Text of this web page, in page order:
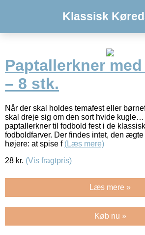
Klassisk
Paptallerkner
– 8 stk.
Når der skal holdes temafest eller
skal dreje sig om den sort hvide
paptallerkner til fodbold fest i de
fodboldfarver. Der findes intet, den
højere: at spise f (Læs mere)
28 kr. (Vis fragtpris)
Læs mere »
Køb nu »